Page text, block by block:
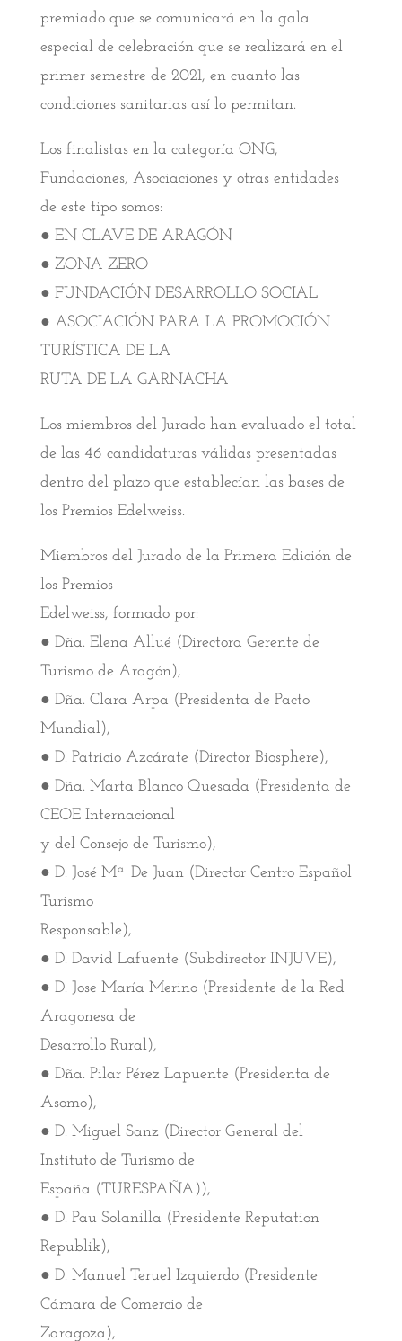
premiado que se comunicará en la gala
especial de celebración que se realizará en el
primer semestre de 2021, en cuanto las
condiciones sanitarias así lo permitan.
Los finalistas en la categoría ONG,
Fundaciones, Asociaciones y otras entidades
de este tipo somos:
● EN CLAVE DE ARAGÓN
● ZONA ZERO
● FUNDACIÓN DESARROLLO SOCIAL
● ASOCIACIÓN PARA LA PROMOCIÓN
TURÍSTICA DE LA
RUTA DE LA GARNACHA
Los miembros del Jurado han evaluado el total
de las 46 candidaturas válidas presentadas
dentro del plazo que establecían las bases de
los Premios Edelweiss.
Miembros del Jurado de la Primera Edición de
los Premios
Edelweiss, formado por:
● Dña. Elena Allué (Directora Gerente de
Turismo de Aragón),
● Dña. Clara Arpa (Presidenta de Pacto
Mundial),
● D. Patricio Azcárate (Director Biosphere),
● Dña. Marta Blanco Quesada (Presidenta de
CEOE Internacional
y del Consejo de Turismo),
● D. José Mª De Juan (Director Centro Español
Turismo
Responsable),
● D. David Lafuente (Subdirector INJUVE),
● D. Jose María Merino (Presidente de la Red
Aragonesa de
Desarrollo Rural),
● Dña. Pilar Pérez Lapuente (Presidenta de
Asomo),
● D. Miguel Sanz (Director General del
Instituto de Turismo de
España (TURESPAÑA)),
● D. Pau Solanilla (Presidente Reputation
Republik),
● D. Manuel Teruel Izquierdo (Presidente
Cámara de Comercio de
Zaragoza),